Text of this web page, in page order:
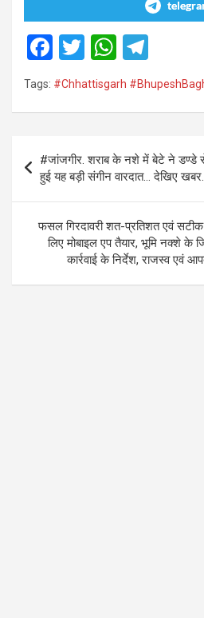
F
a
ce
o
o
k
T
wi
tt
W
h
at
A
p
p
e
a
m
Tags: #Chhattisgarh
navigation
#जांजगीर. शराब के नशे में बेटे ने डण्डे से
हुई यह बड़ी संगीन वारदात… देखिए
फसल गिरदावरी शत-प्रतिशत एवं सटीक
लिए मोबाइल एप तैयार, भूमि नक्शे के
कार्रवाई के निर्देश, राजस्व एवं